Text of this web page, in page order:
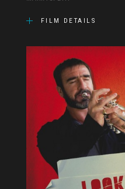
FILM DETAILS